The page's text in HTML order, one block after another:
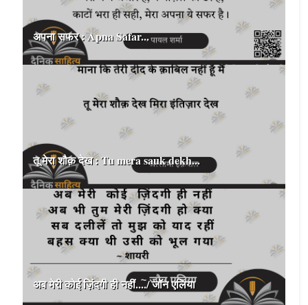
अपना सफर : Apna Safar...
तू मेरा शौक़ देख : Tu mera sauk dekh...
अब मेरी कोई ज़िंदगी ही नहीं..../ जॉन एलिया